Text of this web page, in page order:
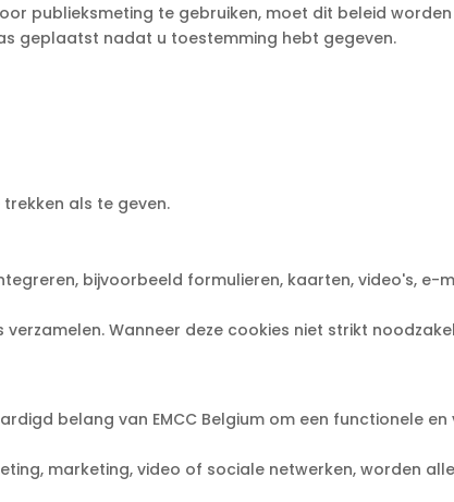
publieksmeting te gebruiken, moet dit beleid
geplaatst nadat u toestemming hebt gegeven.
als te geven.
bijvoorbeeld formulieren, kaarten, video's, e-
Wanneer deze cookies niet strikt
belang van EMCC Belgium om een functionele
marketing, video of sociale netwerken, worden